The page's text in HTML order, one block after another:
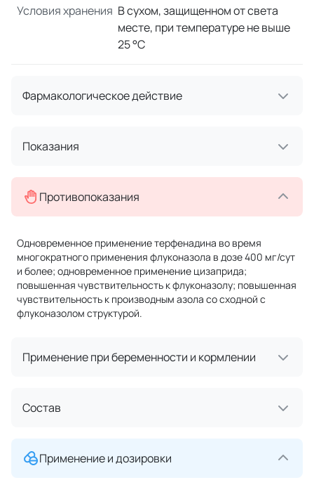
Условия хранения В сухом, защищенном от света
месте, при температуре не выше
25 °C
Фармакологическое действие
Показания
Противопоказания
Одновременное применение терфенадина во время
многократного применения флуконазола в дозе 400 мг/сут
и более; одновременное применение цизаприда;
повышенная чувствительность к флуконазолу; повышенная
чувствительность к производным азола со сходной с
флуконазолом структурой.
Применение при беременности и кормлении
Состав
Применение и дозировки